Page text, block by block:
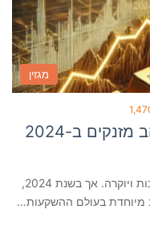
מגזין
זהב בשמיים: מדוע מחירי הזהב מזנקים ב-2024
מאז ומתמיד, הזהב היווה סמל לעושר, יציבות ויוקרה. אך בשנת 2024,
מיוחדת בעולם ההשקעות…